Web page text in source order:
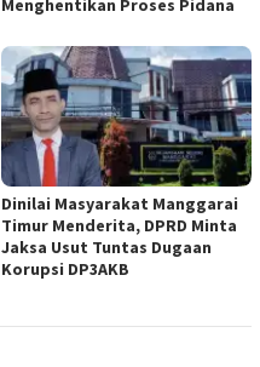
Menghentikan Proses Pidana
Dinilai Masyarakat Manggarai
Timur Menderita, DPRD Minta
Jaksa Usut Tuntas Dugaan
Korupsi DP3AKB